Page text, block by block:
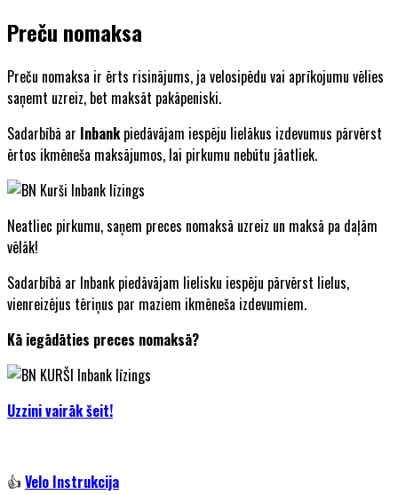
Preču nomaksa
Preču nomaksa ir ērts risinājums, ja velosipēdu vai aprīkojumu vēlies
saņemt uzreiz, bet maksāt pakāpeniski.
Sadarbībā ar Inbankpiedāvājam iespēju lielākus izdevumus pārvērst
ērtos ikmēneša maksājumos, lai pirkumu nebūtu jāatliek.
Neatliec pirkumu, saņem preces nomaksā uzreiz un maksā pa daļām
vēlāk!
Sadarbībā ar Inbank piedāvājam lielisku iespēju pārvērst lielus,
vienreizējus tēriņus par maziem ikmēneša izdevumiem.
Kā iegādāties preces nomaksā?
Uzzini vairāk šeit!
👍 Velo Instrukcija